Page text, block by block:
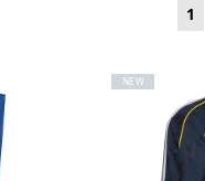
1
NEW